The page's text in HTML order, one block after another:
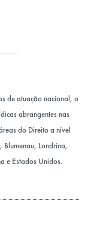
de atuação nacional, o
abrangentes nas
do Direito a nível
Blumenau, Londrina,
e Estados Unidos.